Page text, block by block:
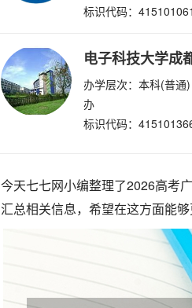
标识代码：
电子科技大学成
办学层次：本科(普通)
办
标识代码：
今天七七网小编整理了2026高考
汇总相关信息，希望在这方面能